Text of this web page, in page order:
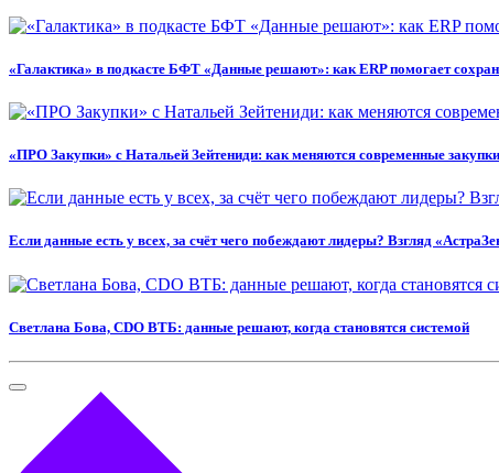
«Галактика» в подкасте БФТ «Данные решают»: как ERP помогает
«ПРО Закупки» с Натальей Зейтениди: как меняются современные
Если данные есть у всех, за счёт чего побеждают лидеры? Взгляд
Светлана Бова, CDO ВТБ: данные решают, когда становятся системой